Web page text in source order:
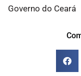
Governo do Ceará